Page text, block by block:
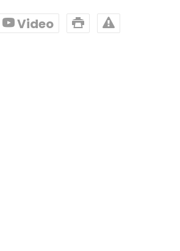
Video